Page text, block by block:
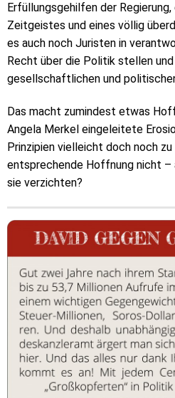
Erfüllungsgehilfen der
Zeitgeistes und eines völlig
es auch noch Juristen in
Recht über die Politik stellen
gesellschaftlichen und
Das macht zumindest etwas
Angela Merkel eingeleitete
Prinzipien vielleicht doch noch
entsprechende Hoffnung nicht –
sie verzichten?